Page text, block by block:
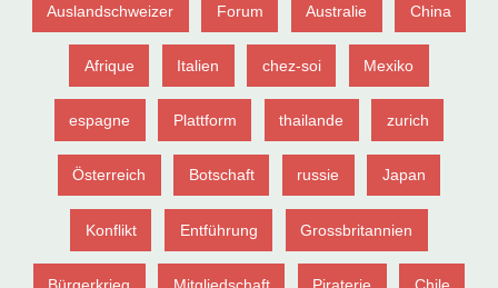
Auslandschweizer Forum Australie China
Afrique Italien chez-soi Mexiko
espagne Plattform thailande zurich
Österreich Botschaft russie Japan
Konflikt Entführung Grossbritannien